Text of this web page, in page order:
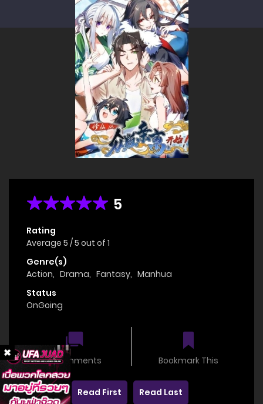
5
Rating
Average 5 /5 out of 1
Genre(s)
Action, Drama, Fantasy, Manhua
Status
OnGoing
0 comments Bookmark This
Read First Read Last